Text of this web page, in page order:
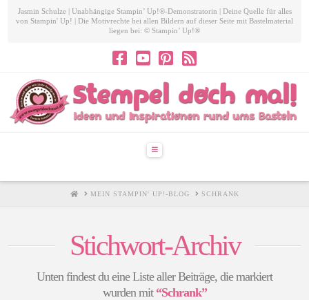
Jasmin Schulze | Unabhängige Stampin’ Up!®-Demonstratorin | Deine Quelle für alles
von Stampin' Up! | Die Motivrechte bei allen Bildern auf dieser Seite mit Bastelmaterial
liegen bei: © Stampin’ Up!®
Navigation
HOMEMEIN STAMPIN' UP!-BLOG SCHRANK
Stichwort-Archiv
Unten findest du eine Liste aller Beiträge, die markiert
wurden mit “Schrank”